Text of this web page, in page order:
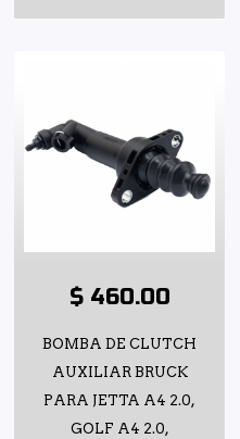
$ 460.00
BOMBA DE CLUTCH
AUXILIAR BRUCK
PARA JETTA A4 2.0,
GOLF A4 2.0,